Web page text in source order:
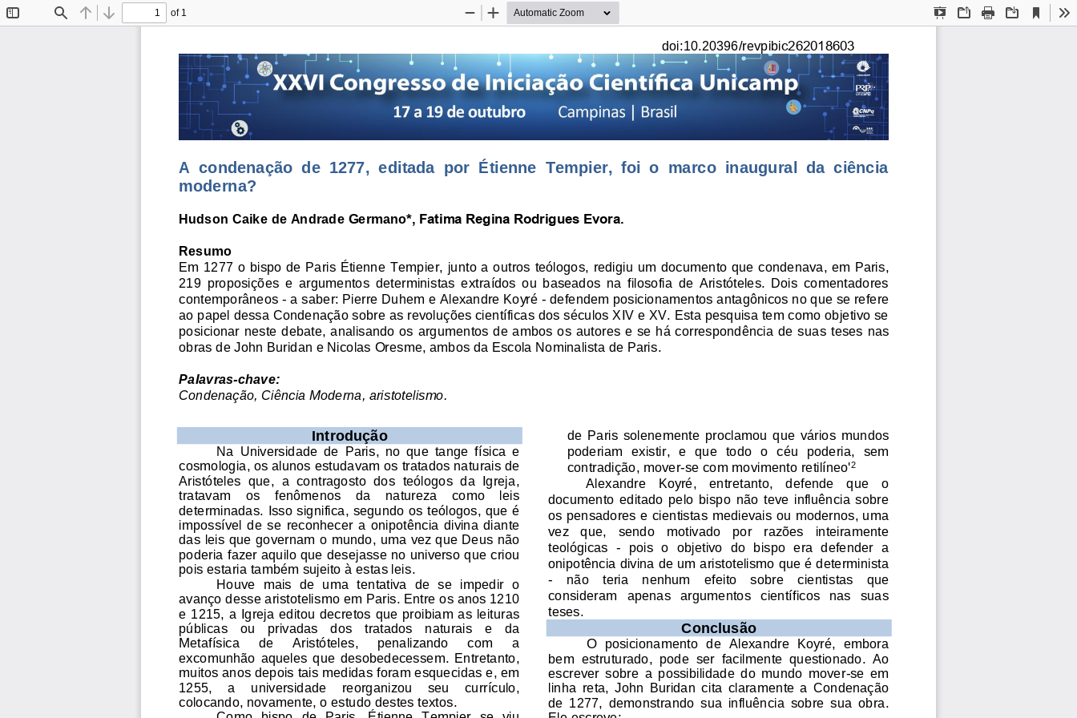
Find Previous
Next
of 1
Presentation
OpenPrint Download
Current
View
Zoom
Zoom
doi:10.20396/revpibic262018603
A  condenação  de  1277,  editada por  Étienne  Tempier,  foi  o  marco  inaugural  da  ciência
moderna?
Hudson Caike de Andrade Germano*, Fatima Regina Rodrigues Evora.
Resumo
Em  1277 o bispo de Paris Étienne Tempier,  junto a outros teólogos, redigiu um  documento que condenava, em Paris,
219  proposições e  argumentos  deterministas  extraídos  ou  baseados  na  filosofia  de  Aristóteles .  Dois  comentadores
contemporâneos - a saber: Pierre Duhem e Alexandre Koyré - defendem posicionamentos antagônicos no que se refere
ao papel dessa Condenação sobre as revoluções científicas dos séculos XIV e XV . Esta pesquisa tem como objetivo se
posicionar  neste debate, analisando os argumentos de ambos os autores e se há correspondência de suas teses nas
obras de John Buridan e Nicolas Oresme, ambos da Escola Nominalista de Paris.
Palavras-chave:
Condenação, Ciência Moderna, aristotelismo.
Introdução
Na  Universidade  de  Paris,  no  que  tange  física  e
cosmologia, os alunos estudavam os tratados naturais de
Aristóteles  que,  a  contragosto  dos  teólogos  da  Igreja,
tratavam    os    fenômenos    da    natureza    como    leis
determinadas. Isso significa, segundo os teólogos, que é
impossível  de  se  reconhecer  a  onipotência  divina  diante
das leis que governam o mundo, uma vez que Deus não
poderia fazer aquilo que desejasse no universo que criou
pois estaria também sujeito à estas leis
Houve  mais  de  uma  tentativa  de  se  impedir  o
avanço desse aristotelismo em Paris. Entre os anos 1210
e 1215, a Igreja editou decretos que proibiam as leituras
públicas   ou   privadas   dos   tratados   naturais   e   da
Metafísica
de Aristóteles, penalizando com
a
excomunhão  aqueles  que  desobedecessem.  Entretanto,
muitos anos depois tais medidas foram esquecidas e, em
1255,    a    universidade    reorganizou    seu    currículo,
colocando, novamente, o estudo destes textos.
de Paris  solenemente  proclamou  que  vários mundos
poderiam  existir,  e  que  todo  o  céu  poderia,
sem
contradição, mover-se com movimento retilíneo'2
Alexandre   Koyré,   entretanto,   defende   que   o
documento  editado  pelo  bispo  não  teve  influência  sobre
os pensadores e cientistas medievais ou modernos, uma
vez   que,   sendo   motivado   por   razões   inteiramente
teológicas -
pois  o  objetivo  do  bispo  era  defender  a
onipotência divina de um aristotelismo que é determinista
-
não    teria    nenhum    efeito    sobre cientistas
que
consideram
apenas   argumentos   científicos   nas   suas
teses.
Conclusão
O  posicionamento  de  Alexandre  Koyré,  embora
bem  estruturado,  pode  ser  facilmente  questionado.  Ao
escrever  sobre  a  possibilidade  do  mundo  mover-se  em
linha  reta,  John  Buridan  cita  claramente  a  Condenação
de  1277,  demonstrando  sua  influência  sobre  sua  obra.